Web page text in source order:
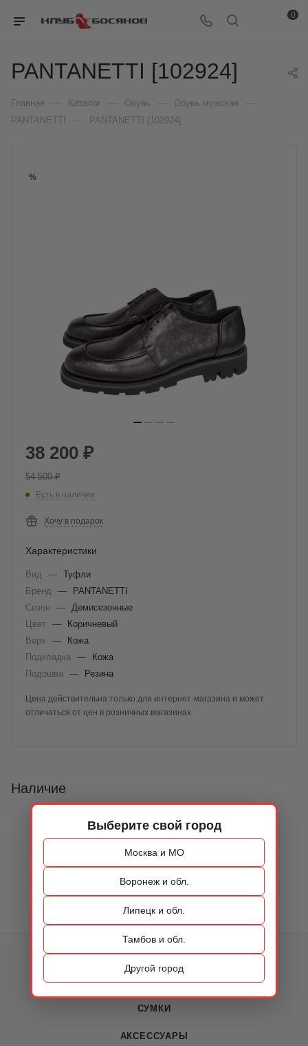
Выберите свой город
Москва и МО
Воронеж и обл.
Липецк и обл.
Тамбов и обл.
Другой город
0
PANTANETTI [102924]
Главная Каталог Обувь Обувь мужская
PANTANETTI PANTANETTI [102924]
%
38 200 ₽
54 500₽
Есть в наличии
Хочу в подарок
Характеристики
Вид — Туфли
Бренд
—
PANTANETTI
Сезон
—
Демисезонные
Цвет —
Коричневый
Верх
—
Кожа
Подкладка
—
Кожа
Подошва
— Резина
Цена действительна только для интернет-магазина и может
отличаться от цен в розничных магазинах
Наличие
КАТАЛОГ
ОБУВЬ
СУМКИ
АКСЕССУАРЫ